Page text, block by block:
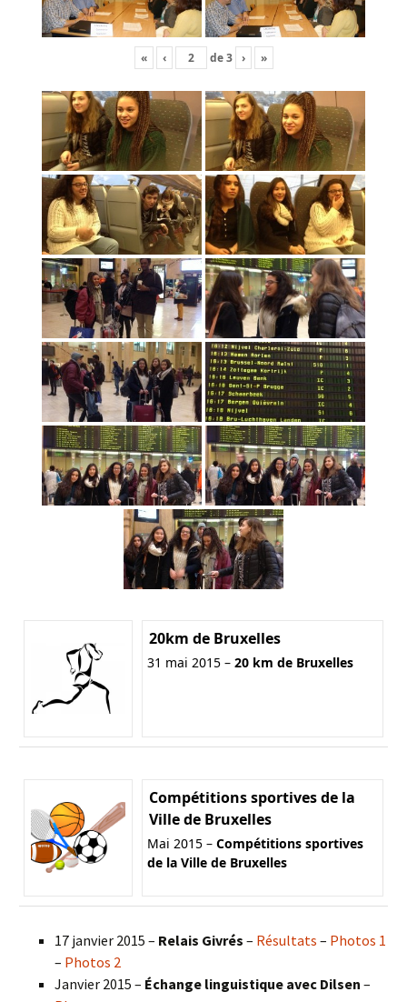
« ‹ de3 › »
20km de Bruxelles
31 mai 2015 – 20 km de Bruxelles
Compétitions sportives de la
Ville de Bruxelles
Mai 2015 – Compétitions sportives
de la Ville de Bruxelles
17 janvier 2015 – Relais Givrés – Résultats – Photos 1
– Photos 2
Janvier 2015 – Échange linguistique avec Dilsen –